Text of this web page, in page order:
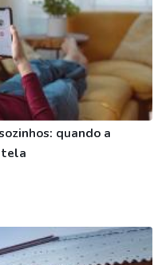
quando a
tela